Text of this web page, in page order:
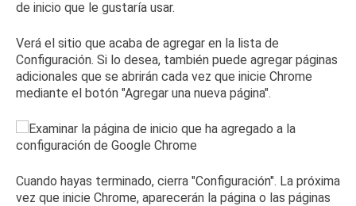
Verá el sitio que acaba de agregar en la lista de
Configuración. Si lo desea, también puede agregar páginas
adicionales que se abrirán cada vez que inicie Chrome
mediante el botón "Agregar una nueva página".
Cuando hayas terminado, cierra "Configuración". La próxima
vez que inicie Chrome, aparecerán la página o las páginas